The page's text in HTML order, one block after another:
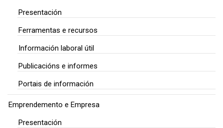
Presentación
Ferramentas e recursos
Información laboral útil
Publicacións e informes
Portais de información
Emprendemento e Empresa
Presentación